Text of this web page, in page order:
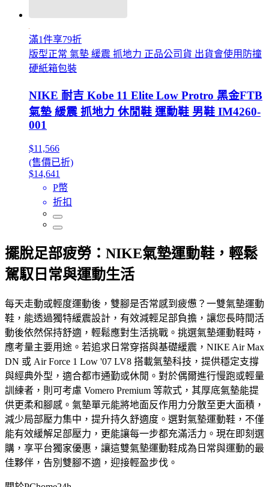
滿1件享79折
版型正常 氣墊 緩震 抓地力 正品公司貨 出貨會使用防撞
硬紙箱包裝
NIKE 耐吉 Kobe 11 Elite Low Protro 黑金FTB
氣墊 緩震 抓地力 休閒鞋 運動鞋 男鞋 IM4260-
001
$11,566
(售價已折)
$14,641
P幣
折扣
擺脫足部疲勞：NIKE氣墊運動鞋，輕鬆
駕馭日常與運動生活
每天走動或輕度運動後，雙腳是否常感到疲憊？一雙氣墊運動
鞋，能透過獨特緩震設計，有效減輕足部負擔，讓您長時間活
動後依然保持舒適，輕鬆應對生活挑戰。挑選氣墊運動鞋時，
應考量主要用途。若追求日常穿搭與基礎緩震，NIKE Air Max
DN 或 Air Force 1 Low '07 LV8 搭載氣墊科技，提供穩定支撐
與經典外型，適合都市通勤或休閒。對於偶爾進行慢跑或輕量
訓練者，則可考慮 Vomero Premium 等款式，其厚底氣墊能提
供更柔和腳感。氣墊單元能將地面反作用力分散至更大面積，
減少局部壓力集中，提升持久舒適度。選對氣墊運動鞋，不僅
能有效緩解足部壓力，更能讓每一步都充滿活力。現在即刻選
購，享平台獨家優惠，讓這雙氣墊運動鞋成為日常與運動的最
佳夥伴，告別雙腳不適，迎接輕盈步伐。